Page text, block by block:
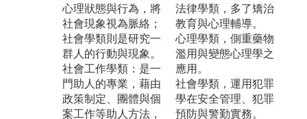
心理狀態與行為，將
社會現象視為脈絡；
社會學類則是研究一
群人的行動與現象。
社會工作學類：是一
門助人的專業，藉由
政策制定、團體與個
案工作等助人方法，
法律學類，多了矯治
教育與心理輔導。
心理學類，側重藥物
濫用與變態心理學之
應用。
社會學類，運用犯罪
學在安全管理、犯罪
預防與警勤實務。